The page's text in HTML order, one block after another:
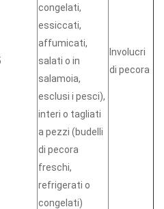
congelati,
essiccati,
affumicati,
salati o in
salamoia,
esclusi i pesci),
interi o tagliati
a pezzi (budelli
di pecora
freschi,
refrigerati o
congelati)
Involucri
di pecora